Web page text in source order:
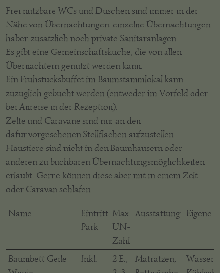
Frei nutzbare WCs und Duschen sind immer in der
Nähe von Übernachtungen, einzelne Übernachtungen
haben zusätzlich noch private Sanitäranlagen.
Es gibt eine Gemeinschaftsküche, die von allen
Übernachtern genutzt werden kann.
Ein Frühstücksbuffet im Baumstammlokal kann
zuzüglich gebucht werden (entweder im Vorfeld oder
bei Anreise in der Rezeption).
Zelte und Caravane sind nur an den
dafür vorgesehenen Stellflächen aufzustellen.
Haustiere sind nicht in den Baumhäusern oder
anderen zu buchbaren Übernachtungsmöglichkeiten
erlaubt. Gerne können diese aber mit in einem Zelt
oder Caravan schlafen.
Name
Eintritt
Park
Max.
ÜN-
Zahl
Ausstattung Eigene
Baumbett Geile
Inkl.
2 E.,
Matratzen,